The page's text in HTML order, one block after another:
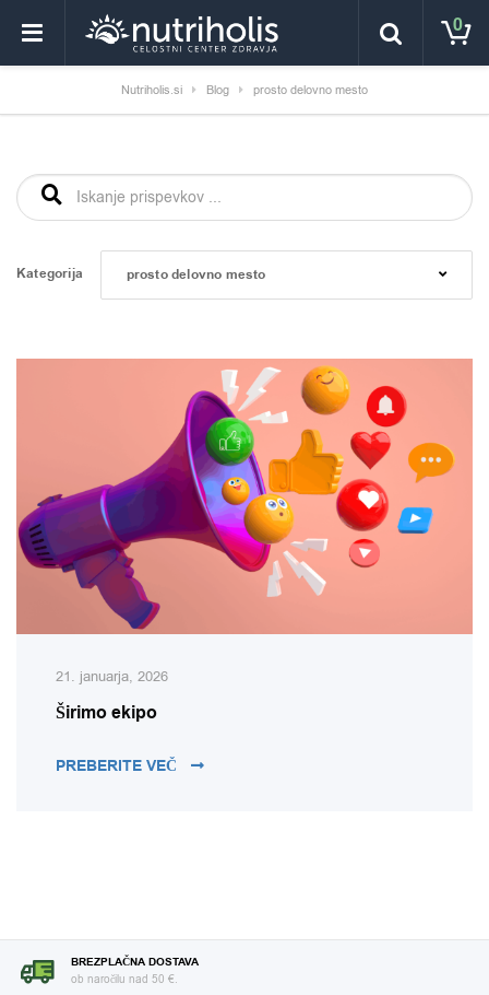
0
Nutriholis.si Blog prosto delovno mesto
Išči:
Kategorija prosto delovno mesto
21. januarja, 2026
Širimo ekipo
PREBERITE VEČ ŠIRIMO EKIPO
BREZPLAČNA DOSTAVA
ob naročilu nad 50 €.